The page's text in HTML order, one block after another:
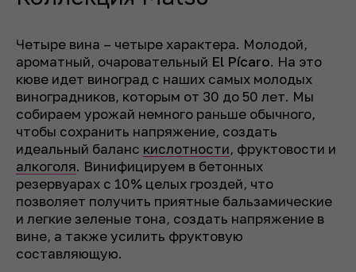
Четыре вина – четыре характера. Молодой,
ароматный, очаровательный El Pícaro. На это
кюве идет виноград с наших самых молодых
виноградников, которым от 30 до 50 лет. Мы
собираем урожай немного раньше обычного,
чтобы сохранить напряжение, создать
идеальный баланс кислотности, фруктовости и
алкоголя. Винифицируем в бетонных
резервуарах с 10% целых гроздей, что
позволяет получить приятные бальзамические
и легкие зеленые тона, создать напряжение в
вине, а также усилить фруктовую
составляющую.